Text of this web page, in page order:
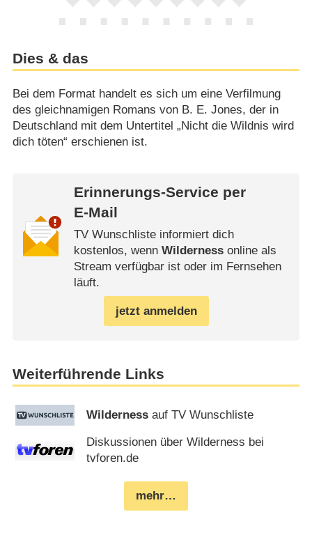
Dies & das
Bei dem Format handelt es sich um eine Verfilmung
des gleichnamigen Romans von B. E. Jones, der in
Deutschland mit dem Untertitel „Nicht die Wildnis wird
dich töten“ erschienen ist.
Erinnerungs-Service per
E-Mail
TV Wunschliste informiert dich
kostenlos, wenn Wildernessonline als
Stream verfügbar ist oder im Fernsehen
läuft.
jetzt anmelden
Weiterführende Links
Wilderness auf TV Wunschliste
Diskussionen über Wilderness bei
tvforen.de
mehr…